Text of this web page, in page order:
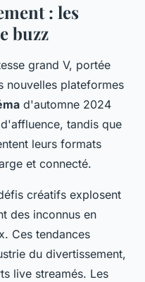
: les
buzz
grand V, portée
nouvelles plateformes
d'automne 2024
tandis que
leurs formats
et connecté.
créatifs explosent
des inconnus en
Ces tendances
du divertissement,
live streamés. Les